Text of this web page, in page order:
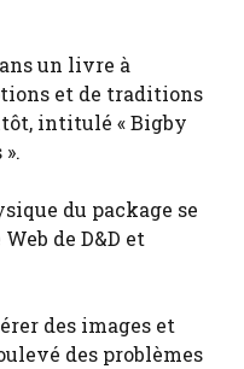
un livre à
et de traditions
intitulé « Bigby
du package se
de D&D et
des images et
des problèmes